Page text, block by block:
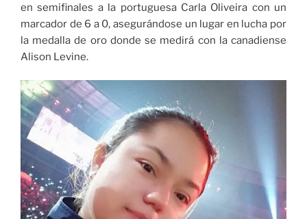
en semifinales a la portuguesa Carla Oliveira con un
marcador de 6 a 0, asegurándose un lugar en lucha por
la medalla de oro donde se medirá con la canadiense
Alison Levine.